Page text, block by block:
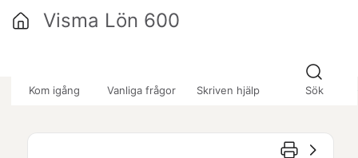
Kom igång Vanliga frågor Skriven hjälp Sök
Visma Lön 600